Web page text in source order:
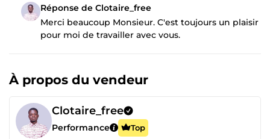
Réponse de Clotaire_free
Merci beaucoup Monsieur. C'est toujours un plaisir
pour moi de travailler avec vous.
À propos du vendeur
Clotaire_free
Performance Top